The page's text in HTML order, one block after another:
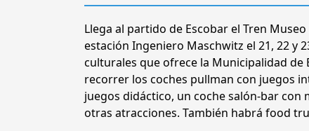
Llega al partido de Escobar el Tren
estación Ingeniero Maschwitz el 21, 22 y
culturales que ofrece la Municipalidad de
recorrer los coches pullman con juegos
juegos didáctico, un coche salón-bar con
otras atracciones. También habrá food